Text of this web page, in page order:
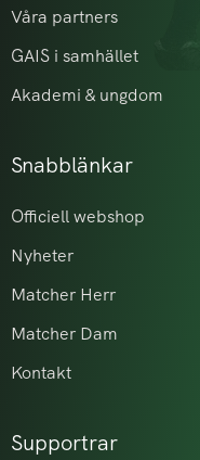
Våra partners
GAIS i samhället
Akademi & ungdom
Snabblänkar
Officiell webshop
Nyheter
Matcher Herr
Matcher Dam
Kontakt
Supportrar